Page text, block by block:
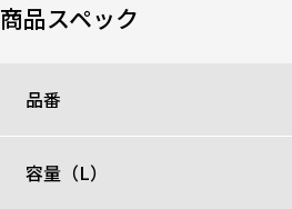
商品スペック
品番
容量（L）